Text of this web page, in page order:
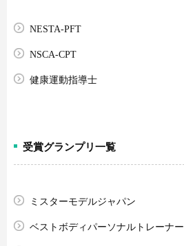
NESTA-PFT
NSCA-CPT
健康運動指導士
受賞グランプリ一覧
ミスターモデルジャパン
ベストボディパーソナルトレーナー